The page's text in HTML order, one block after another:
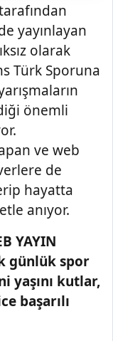
yayınlayan
olarak
Türk Sporuna
önemli
ve web
de
hayatta
anıyor.
YAYIN
günlük spor
yaşını kutlar,
başarılı